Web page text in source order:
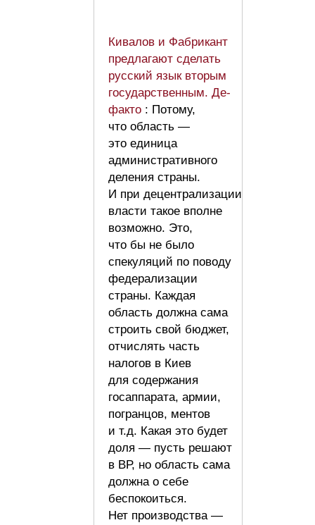
Кивалов и Фабрикант
предлагают сделать
русский язык вторым
государственным. Де-
факто : Потому,
что область —
это единица
административного
деления страны.
И при децентрализации
власти такое вполне
возможно. Это,
что бы не было
спекуляций по поводу
федерализации
страны. Каждая
область должна сама
строить свой бюджет,
отчислять часть
налогов в Киев
для содержания
госаппарата, армии,
погранцов, ментов
и т.д. Какая это будет
доля — пусть решают
в ВР, но область сама
должна о себе
беспокоиться.
Нет производства —